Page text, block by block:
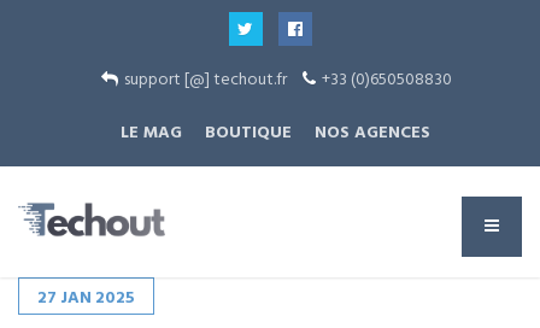
support [@] techout.fr
+33 (0)650508830
LE MAG
BOUTIQUE NOS AGENCES
27 JAN 2025